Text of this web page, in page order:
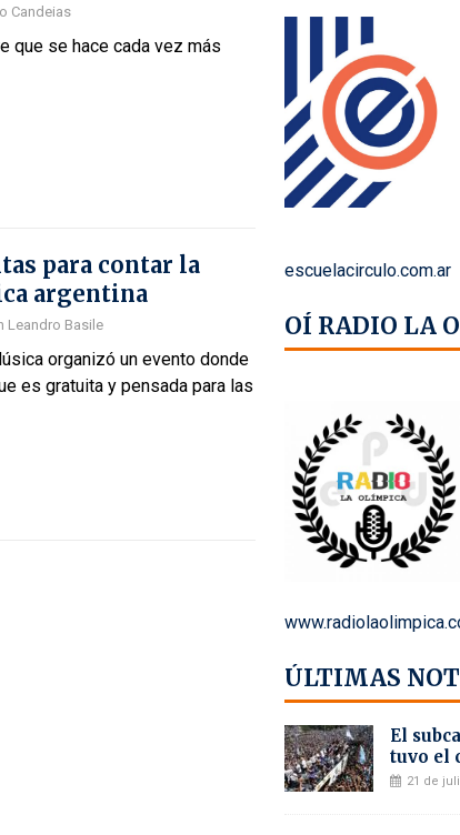
Candeias
que se hace cada vez más
para contar la
argentina
Leandro Basile
organizó un evento donde
es gratuita y pensada para las
escuelacirculo.com.ar
OÍ RADIO LA
ÚLTIMAS
El
tuvo el
21 de